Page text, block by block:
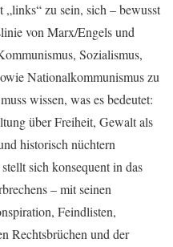
zu sein, sich – bewusst
von Marx/Engels und
Sozialismus,
Nationalkommunismus zu
wissen, was es bedeutet:
über Freiheit, Gewalt als
historisch nüchtern
sich konsequent in das
– mit seinen
Feindlisten,
Rechtsbrüchen und der